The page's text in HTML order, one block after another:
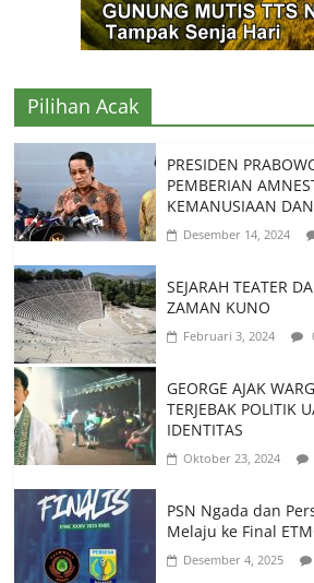
Pilihan Acak
PRESIDEN
PEMBERIAN
KEMANUSIAAN
Desember 14, 2024
SEJARAH TEATER
ZAMAN KUNO
Februari 3, 2024
GEORGE AJAK
TERJEBAK POLITIK
IDENTITAS
Oktober 23, 2024
PSN Ngada dan
Melaju ke Final
Desember 4, 2025